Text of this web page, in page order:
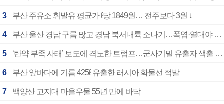
3 부산 주유소 휘발유 평균가 ℓ당 1849원… 전주보다 3원 ↓
4 부산 울산 경남 구름 많고 경남 북서내륙 소나기…폭염·열대야 계속
5 ‘탄약 부족 사태’ 보도에 격노한 트럼프…군사기밀 유출자 색출 지시
6 부산 앞바다에 기름 425ℓ 유출한 러시아 화물선 적발
7 백양산 고지대 마을우물 55년 만에 바닥